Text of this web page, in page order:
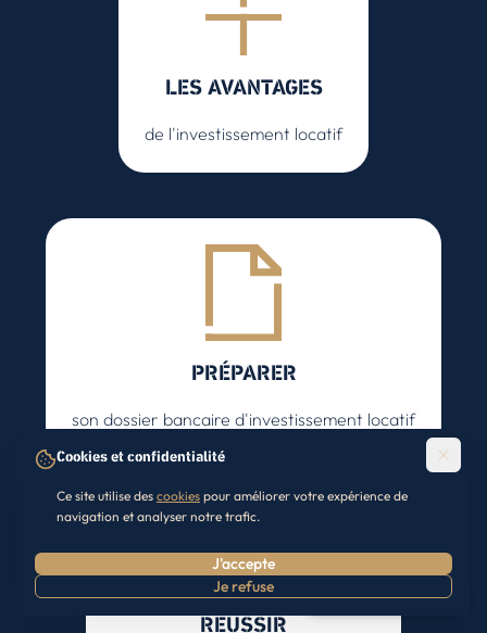
Prendre RDV
LES AVANTAGES
de l'investissement locatif
PRÉPARER
son dossier bancaire d'investissement locatif
RÉUSSIR
Cookies et confidentialité
Ce site utilise des cookies pour améliorer votre expérience de
navigation et analyser notre trafic.
J'accepte
Je refuse